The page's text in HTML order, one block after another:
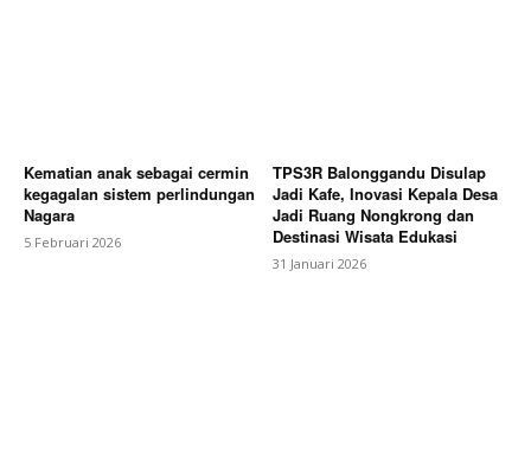
Kematian anak sebagai cermin
kegagalan sistem perlindungan
Nagara
5 Februari 2026
TPS3R Balonggandu Disulap
Jadi Kafe, Inovasi Kepala Desa
Jadi Ruang Nongkrong dan
Destinasi Wisata Edukasi
31 Januari 2026